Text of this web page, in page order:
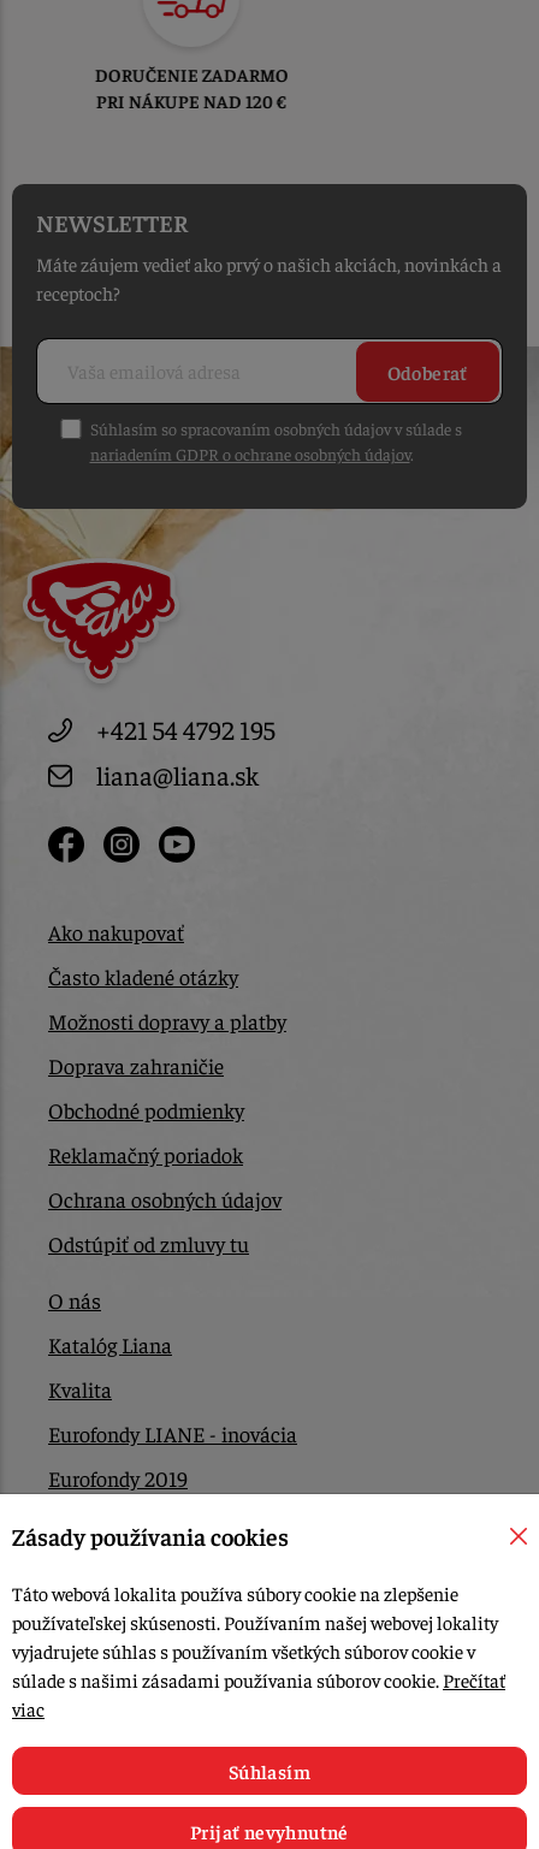
TOVAR ODOSIELAME
DO 1-2 PRACOVNÝCH DNÍ
NEWSLETTER
Máte záujem vedieť ako prvý o našich akciách, novinkách a
receptoch?
Odoberať
Súhlasím so spracovaním osobných údajov v súlade s
nariadením GDPR o ochrane osobných údajov.
+421 54 4792 195
liana@liana.sk
Ako nakupovať
Často kladené otázky
Možnosti dopravy a platby
Doprava zahraničie
Obchodné podmienky
Reklamačný poriadok
Ochrana osobných údajov
Odstúpiť od zmluvy tu
O nás
Katalóg Liana
Kvalita
Eurofondy LIANE - inovácia
Eurofondy 2019
Eurofondy 2022/2023
Kontakt
© 2015-2026, LIANA GOLIAŠ s.r.o. všetky práva vyhradené.
Upraviť nastavenia Cookies
Zásady používania cookies
Táto webová lokalita používa súbory cookie na zlepšenie
používateľskej skúsenosti. Používaním našej webovej lokality
vyjadrujete súhlas s používaním všetkých súborov cookie v
súlade s našimi zásadami používania súborov cookie. Prečítať
viac
Súhlasím
Prijať nevyhnutné